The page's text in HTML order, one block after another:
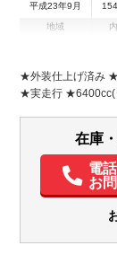
平成23年9月
地域
パワステ
電動格納ミラー
★外装仕上げ済み ★サービス工場にて年次点検・整備修理済み(明細有り)
★実走行 ★6400cc(ターボ220馬力) ★3人乗り ★ミッション 6速マニュア
在庫
電
お